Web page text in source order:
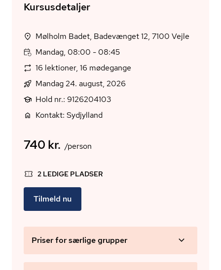
Kursusdetaljer
Mølholm Badet, Badevænget 12, 7100 Vejle
Mandag, 08:00 - 08:45
16 lektioner, 16 mødegange
Mandag 24. august, 2026
Hold nr.: 9126204103
Kontakt: Sydjylland
740 kr. /person
2 LEDIGE PLADSER
Tilmeld nu
Priser for særlige grupper